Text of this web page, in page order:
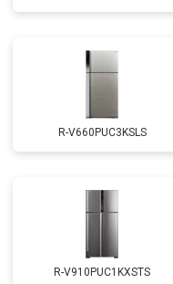
R-V660PUC3KSLS
R-V910PUC1KXSTS